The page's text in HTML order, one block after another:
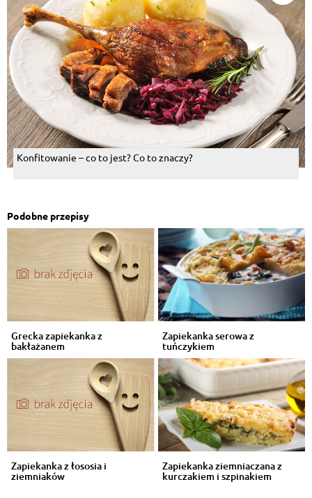
Konfitowanie – co to jest? Co to znaczy?
Podobne przepisy
Grecka zapiekanka z
bakłażanem
Zapiekanka serowa z
tuńczykiem
Zapiekanka z łososia i
ziemniaków
Zapiekanka ziemniaczana z
kurczakiem i szpinakiem